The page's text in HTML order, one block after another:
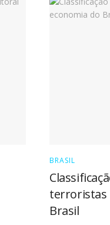
BRASIL
terroristas
Brasil